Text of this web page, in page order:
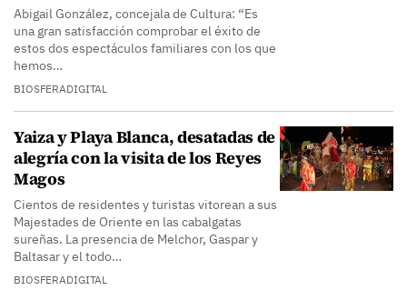
Abigail González, concejala de Cultura: “Es
una gran satisfacción comprobar el éxito de
estos dos espectáculos familiares con los que
hemos…
BIOSFERADIGITAL
Yaiza y Playa Blanca, desatadas de
alegría con la visita de los Reyes
Magos
Cientos de residentes y turistas vitorean a sus
Majestades de Oriente en las cabalgatas
sureñas. La presencia de Melchor, Gaspar y
Baltasar y el todo…
BIOSFERADIGITAL